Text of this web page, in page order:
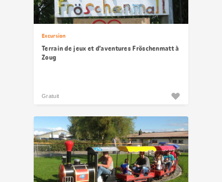
Excursion
Terrain de jeux et d’aventures Fröschenmatt à
Zoug
Gratuit